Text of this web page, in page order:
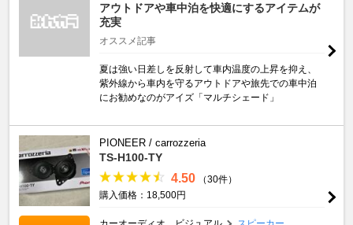
アウトドアや車中泊を快適にするアイテムが
充実
オススメ記事
夏は強い日差しを反射して車内温度の上昇を抑え、
紫外線から車内を守るアウトドアや旅先での車中泊
にお勧めなのがアイズ「マルチシェード」
PIONEER / carrozzeria
TS-H100-TY
4.50
（30件）
購入価格：18,500円